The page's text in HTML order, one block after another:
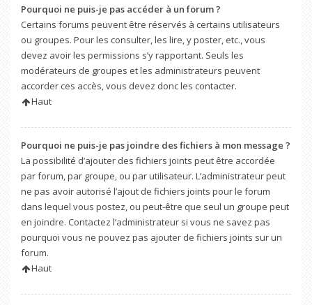
Pourquoi ne puis-je pas accéder à un forum ?
Certains forums peuvent être réservés à certains utilisateurs
ou groupes. Pour les consulter, les lire, y poster, etc., vous
devez avoir les permissions s’y rapportant. Seuls les
modérateurs de groupes et les administrateurs peuvent
accorder ces accès, vous devez donc les contacter.
Haut
Pourquoi ne puis-je pas joindre des fichiers à mon message ?
La possibilité d’ajouter des fichiers joints peut être accordée
par forum, par groupe, ou par utilisateur. L’administrateur peut
ne pas avoir autorisé l’ajout de fichiers joints pour le forum
dans lequel vous postez, ou peut-être que seul un groupe peut
en joindre. Contactez l’administrateur si vous ne savez pas
pourquoi vous ne pouvez pas ajouter de fichiers joints sur un
forum.
Haut